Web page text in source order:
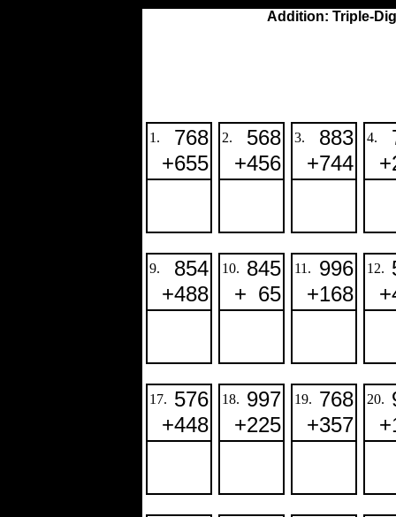
Addition: Triple-
1.
768
+655
2.
568
+456
3.
883
+744
4.
+
9.
854
+488
10. 845
+ 65
11.
996
+168
12.
+
17. 576
+448
18. 997
+225
19. 768
+357
20.
+